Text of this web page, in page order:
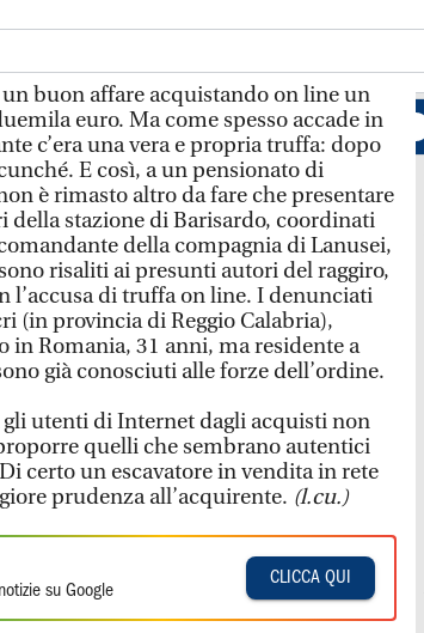
un buon affare acquistando on line un
euro. Ma come spesso accade in
c’era una vera e propria truffa: dopo
E così, a un pensionato di
è rimasto altro da fare che presentare
stazione di Barisardo, coordinati
della compagnia di Lanusei,
risaliti ai presunti autori del raggiro,
l’accusa di truffa on line. I denunciati
(in provincia di Reggio Calabria),
in Romania, 31 anni, ma residente a
già conosciuti alle forze dell’ordine.
utenti di Internet dagli acquisti non
quelli che sembrano autentici
certo un escavatore in vendita in rete
prudenza all’acquirente. (l.cu.)
su Google
CLICCA QUI